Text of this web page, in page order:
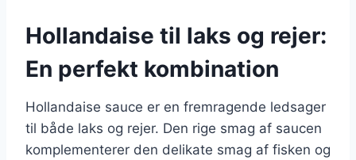
Hollandaise til laks og rejer:
En perfekt kombination
Hollandaise sauce er en fremragende ledsager
til både laks og rejer. Den rige smag af saucen
komplementerer den delikate smag af fisken og